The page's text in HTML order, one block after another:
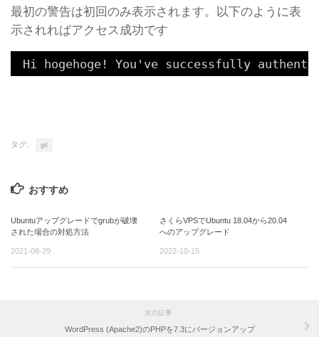
最初の警告は初回のみ表示されます。以下のように表
示されればアクセス成功です
Hi hogehoge! You've successfully
タグ: git
おすすめ
Ubuntuアップグレードでgrubが破壊
された場合の対処方法
2021-08-29
さくらVPSでUbuntu 18.04から20.04
へのアップグレード
2022-10-15
次の記事
WordPress (Apache2)のPHPを7.3にバージョンアップ